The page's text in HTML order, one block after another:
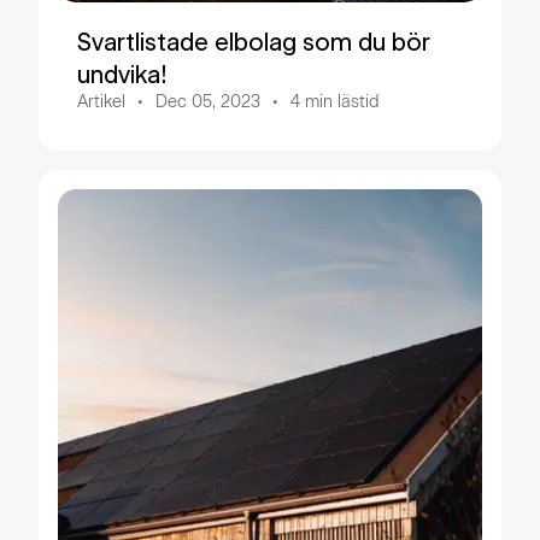
Svartlistade elbolag som du bör
undvika!
Artikel Dec 05, 2023 4 min lästid